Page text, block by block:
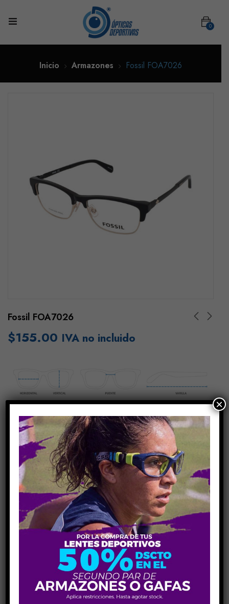
0
Inicio Armazones Fossil FOA7026
Fossil FOA7026
$155.00 IVA no incluido
Añadir Al Carrito
COMPARE
Share Link:
INFORMACIÓN ADICIONAL
H52-V35-P15-VA140
MATERIAL Metal
×